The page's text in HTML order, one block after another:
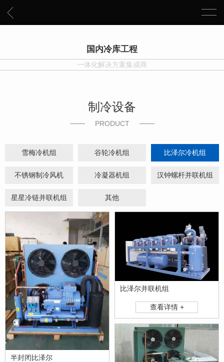
国内冷库工程
一体化解决方案集成商
制冷设备
PRODUCT
雪梅冷机组 谷轮冷机组 比泽尔冷机组
不锈钢制冷风机 冷凝器机组 汉钟螺杆并联机组
星星冷链并联机组 其他
半封闭比泽尔
比泽尔并联机组
查看详情 +